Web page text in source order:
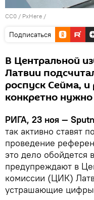
CC0 / PxHere /
Подписаться
В Центральной
Латвии
роспуск Сейма, и
конкретно
РИГА, 23 ноя —
так активно ставят
проведение
это дело обойдется
предупреждают в
комиссии (ЦИК)
устрашающие